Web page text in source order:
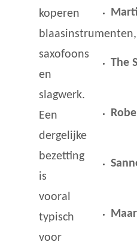
koperen
blaasinstrumenten,
saxofoons
en
slagwerk.
Een
dergelijke
bezetting
is
vooral
typisch
voor
The